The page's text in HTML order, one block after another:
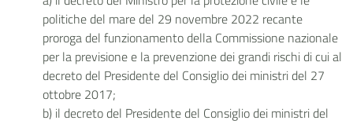
politiche del mare del 29 novembre 2022 recante
proroga del funzionamento della Commissione nazionale
per la previsione e la prevenzione dei grandi rischi di cui al
decreto del Presidente del Consiglio dei ministri del 27
ottobre 2017;
b) il decreto del Presidente del Consiglio dei ministri del